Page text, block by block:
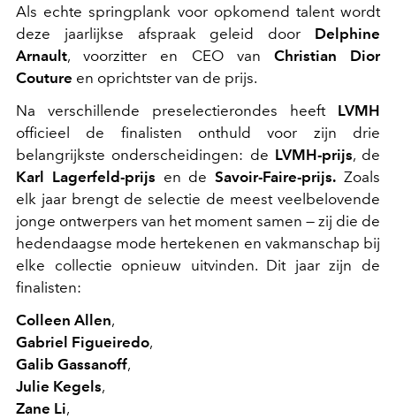
Als echte springplank voor opkomend talent wordt
deze jaarlijkse afspraak geleid door Delphine
Arnault, voorzitter en CEO van Christian Dior
Couture en oprichtster van de prijs.
Na verschillende preselectierondes heeftLVMH
officieel de finalisten onthuld voor zijn drie
belangrijkste onderscheidingen: de LVMH-prijs, de
Karl Lagerfeld-prijs en deSavoir-Faire-prijs. Zoals
elk jaar brengt de selectie de meest veelbelovende
jonge ontwerpers van het moment samen — zij die de
hedendaagse mode hertekenen en vakmanschap bij
elke collectie opnieuw uitvinden. Dit jaar zijn de
finalisten:
Colleen Allen,
Gabriel Figueiredo,
Galib Gassanoff,
Julie Kegels,
Zane Li,